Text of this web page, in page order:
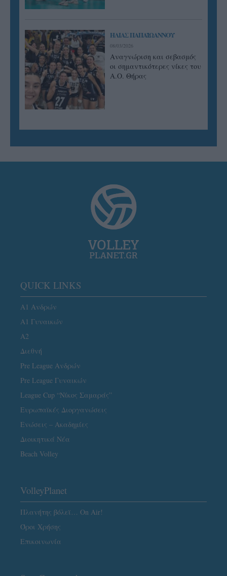
ΗΛΙΑΣ ΠΑΠΑΪΩΑΝΝΟΥ
08/03/2026
Αναγνώριση και σεβασμός
οι σημαντικότερες νίκες του
Α.Ο. Θήρας
QUICK LINKS
Α1 Ανδρών
Α1 Γυναικών
A2
Διεθνή
Pre League Ανδρών
Pre League Γυναικών
League Cup “Νίκος Σαμαράς”
Ευρωπαϊκές Διοργανώσεις
Ενώσεις – Ακαδημίες
Διοικητικά Νέα
Beach Volley
VolleyPlanet
Πλανήτης βόλεϊ… On Air!
Όροι Χρήσης
Επικοινωνία